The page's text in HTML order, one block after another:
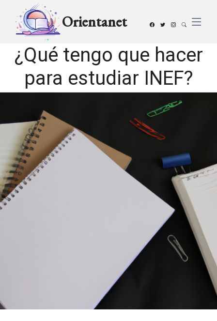
Orientanet
¿Qué tengo que hacer
para estudiar INEF?